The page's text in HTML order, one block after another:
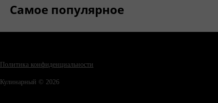
Самое популярное
Политика конфиденциальности
Кулинарный © 2026